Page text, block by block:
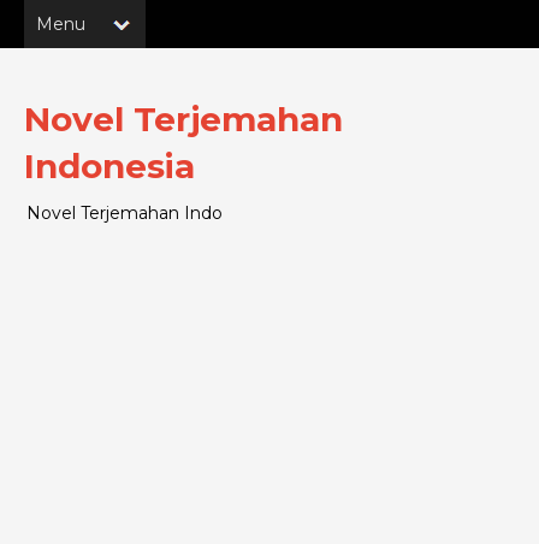
Novel Terjemahan
Indonesia
Novel Terjemahan Indo